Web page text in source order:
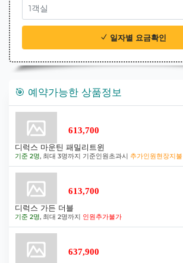
1객실
일자별 요금확인
🎯 예약가능한 상품정보
613,700
디럭스 마운틴 패밀리트윈
기준 2명, 최대 3명까지 기준인원초과시 추가인원현장지불
613,700
디럭스 가든 더블
기준 2명, 최대 2명까지 인원추가불가
637,900